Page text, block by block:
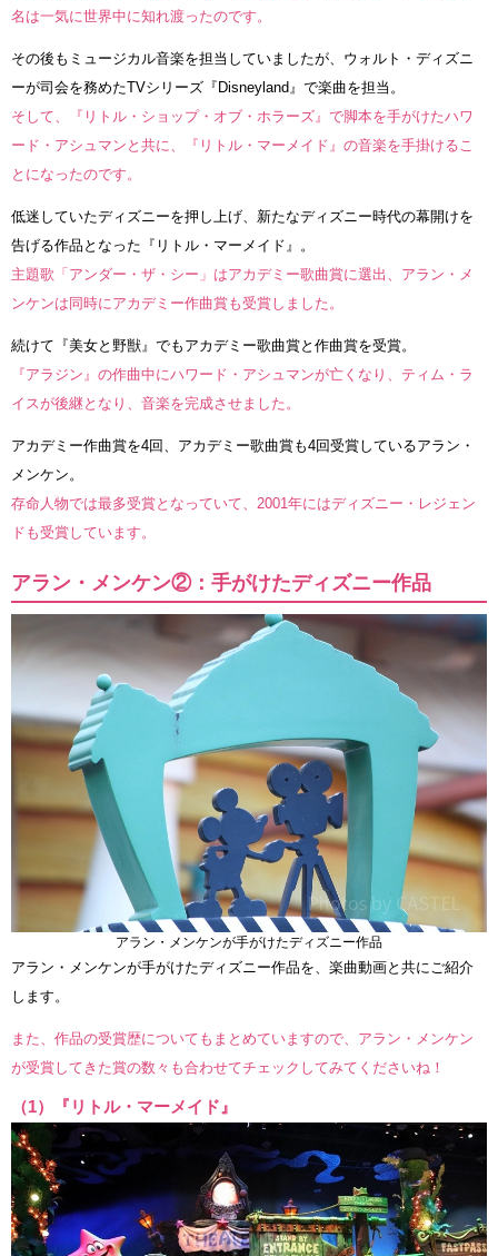
名は一気に世界中に知れ渡ったのです。
その後もミュージカル音楽を担当していましたが、ウォルト・ディズニ
ーが司会を務めたTVシリーズ『Disneyland』で楽曲を担当。
そして、『リトル・ショップ・オブ・ホラーズ』で脚本を手がけたハワ
ード・アシュマンと共に、『リトル・マーメイド』の音楽を手掛けるこ
とになったのです。
低迷していたディズニーを押し上げ、新たなディズニー時代の幕開けを
告げる作品となった『リトル・マーメイド』。
主題歌「アンダー・ザ・シー」はアカデミー歌曲賞に選出、アラン・メ
ンケンは同時にアカデミー作曲賞も受賞しました。
続けて『美女と野獣』でもアカデミー歌曲賞と作曲賞を受賞。
『アラジン』の作曲中にハワード・アシュマンが亡くなり、ティム・ラ
イスが後継となり、音楽を完成させました。
アカデミー作曲賞を4回、アカデミー歌曲賞も4回受賞しているアラン・
メンケン。
存命人物では最多受賞となっていて、2001年にはディズニー・レジェン
ドも受賞しています。
アラン・メンケン②：手がけたディズニー作品
アラン・メンケンが手がけたディズニー作品
アラン・メンケンが手がけたディズニー作品を、楽曲動画と共にご紹介
します。
また、作品の受賞歴についてもまとめていますので、アラン・メンケン
が受賞してきた賞の数々も合わせてチェックしてみてくださいね！
（1）『リトル・マーメイド』